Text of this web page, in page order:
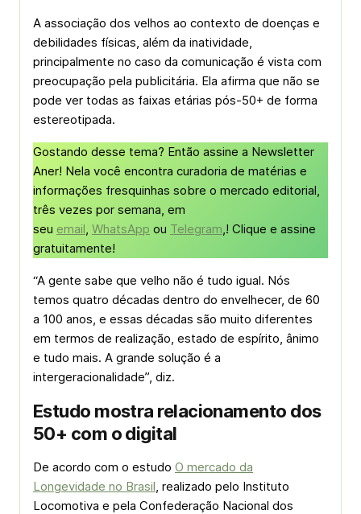
A associação dos velhos ao contexto de doenças e
debilidades físicas, além da inatividade,
principalmente no caso da comunicação é vista com
preocupação pela publicitária. Ela afirma que não se
pode ver todas as faixas etárias pós-50+ de forma
estereotipada.
Gostando desse tema? Então assine a Newsletter
Aner! Nela você encontra curadoria de matérias e
informações fresquinhas sobre o mercado editorial,
três vezes por semana, em
seu email, WhatsApp ou Telegram,! Clique e assine
gratuitamente!
“A gente sabe que velho não é tudo igual. Nós
temos quatro décadas dentro do envelhecer, de 60
a 100 anos, e essas décadas são muito diferentes
em termos de realização, estado de espírito, ânimo
e tudo mais. A grande solução é a
intergeracionalidade”, diz.
Estudo mostra relacionamento dos
50+ com o digital
De acordo com o estudo O mercado da
Longevidade no Brasil, realizado pelo Instituto
Locomotiva e pela Confederação Nacional dos